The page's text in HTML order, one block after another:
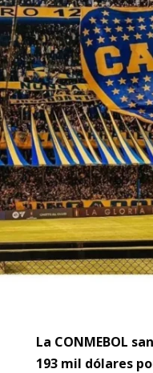
La CONMEBOL
193 mil dólares